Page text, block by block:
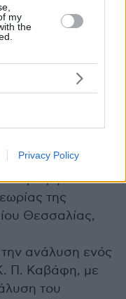
my
the
Privacy Policy
ΠΟΙΗΜΑΤΑ,
επτά καβαφικά
ανάλυση του
εφ’ όλης της
μαθήματα
Καβάφη «Ο
της
Θεσσαλίας,
ανάλυση ενός
Π. Καβάφη, με
του